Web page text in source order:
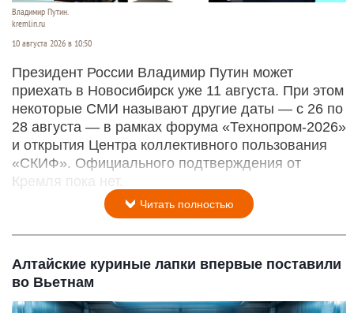
Владимир Путин.
kremlin.ru
10 августа 2026 в 10:50
Президент России Владимир Путин может
приехать в Новосибирск уже 11 августа. При этом
некоторые СМИ называют другие даты — с 26 по
28 августа — в рамках форума «Технопром-2026»
и открытия Центра коллективного пользования
«СКИФ». Официального подтверждения от
Кремля пока нет.
Читать полностью
Алтайские куриные лапки впервые поставили
во Вьетнам